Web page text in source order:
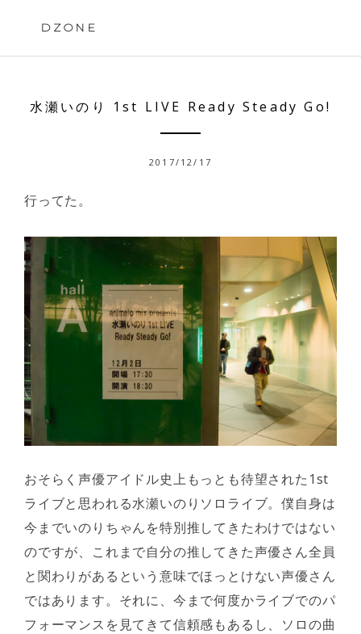
DZONE
水瀬いのり 1st LIVE Ready Steady Go!
2017/12/17
行ってた。
おそらく声優アイドル史上もっとも待望された1st
ライブと思われる水瀬いのりソロライブ。僕自身は
今までいのりちゃんを特別推してきたわけではない
のですが、これまで自分の推してきた声優さん全員
と関わりがあるという意味でほっとけない声優さん
ではあります。それに、今まで何度かライブでのパ
フォーマンスを見てきて信頼感もあるし、ソロの曲